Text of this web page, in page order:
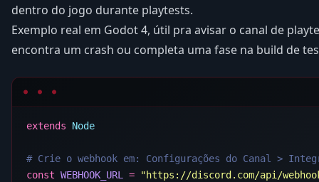
dentro do jogo durante playtests.
Exemplo real em Godot 4, útil pra avisar o canal de
encontra um crash ou completa uma fase na build de
extends
const WEBHOOK_URL =